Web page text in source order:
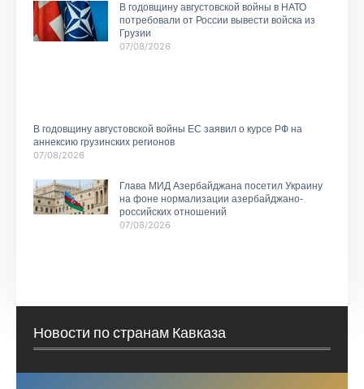
В годовщину августовской войны в НАТО
потребовали от России вывести войска из
Грузии
07/08/2026
В годовщину августовской войны ЕС заявил о курсе РФ на
аннексию грузинских регионов
07/08/2026
Глава МИД Азербайджана посетил Украину
на фоне нормализации азербайджано-
российских отношений
07/08/2026
Новости по странам Кавказа